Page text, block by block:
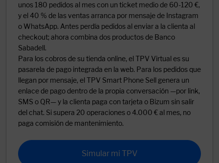
unos 180 pedidos al mes con un ticket medio de 60-120 €,
y el 40 % de las ventas arranca por mensaje de Instagram
o WhatsApp. Antes perdía pedidos al enviar a la clienta al
checkout; ahora combina dos productos de Banco
Sabadell.
Para los cobros de su tienda online, el TPV Virtual es su
pasarela de pago integrada en la web. Para los pedidos que
llegan por mensaje, el TPV Smart Phone Sell genera un
enlace de pago dentro de la propia conversación —por link,
SMS o QR— y la clienta paga con tarjeta o Bizum sin salir
del chat. Si supera 20 operaciones o 4.000 € al mes, no
paga comisión de mantenimiento.
Simular mi TPV